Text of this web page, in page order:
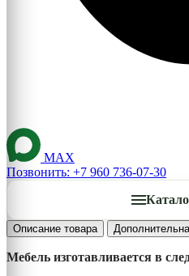
MAX
Позвонить: +7 960 736-07-30
Описание товара
Мебель изготавливается в